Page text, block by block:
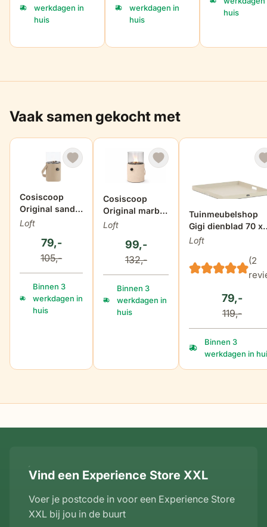
werkdagen in
huis
werkdagen in
huis
huis
Vaak samen gekocht met
Cosiscoop
Original sandy
beige
Loft
79,-
105,-
Binnen 3
werkdagen in
huis
Cosiscoop
Original marble
stone
Loft
99,-
132,-
Binnen 3
werkdagen in
huis
Tuinmeubelshop
Gigi dienblad 70 x
70 cm
Loft
(2
79,-
119,-
Binnen 3
werkdagen in
Vind een Experience Store XXL
Voer je postcode in voor een Experience Store
XXL bij jou in de buurt